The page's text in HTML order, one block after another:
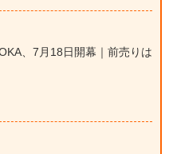
、7月18日開幕｜前売りは